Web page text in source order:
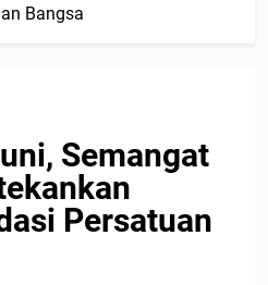
Bangsa
Semangat
Persatuan